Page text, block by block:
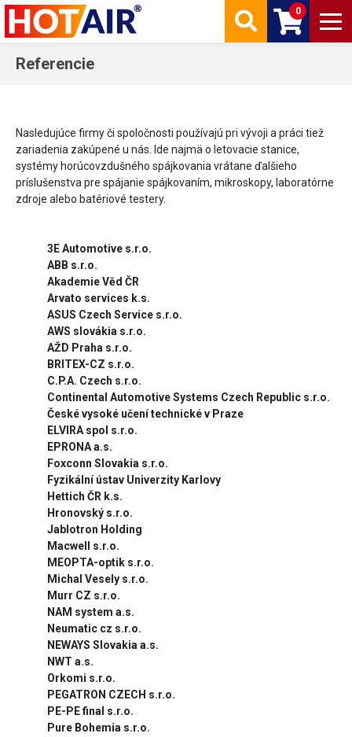
0
Referencie
Nasledujúce firmy či spoločnosti používajú pri vývoji a práci tiež
zariadenia zakúpené u nás. Ide najmä o letovacie stanice,
systémy horúcovzdušného spájkovania vrátane ďalšieho
príslušenstva pre spájanie spájkovaním, mikroskopy, laboratórne
zdroje alebo batériové testery.
3E Automotive s.r.o.
ABB s.r.o.
Akademie Věd ČR
Arvato services k.s.
ASUS Czech Service s.r.o.
AWS slovákia s.r.o.
AŽD Praha s.r.o.
BRITEX-CZ s.r.o.
C.P.A. Czech s.r.o.
Continental Automotive Systems Czech Republic s.r.o.
České vysoké učení technické v Praze
ELVIRA spol s.r.o.
EPRONA a.s.
Foxconn Slovakia s.r.o.
Fyzikální ústav Univerzity Karlovy
Hettich ČR k.s.
Hronovský s.r.o.
Jablotron Holding
Macwell s.r.o.
MEOPTA-optik s.r.o.
Michal Vesely s.r.o.
Murr CZ s.r.o.
NAM system a.s.
Neumatic cz s.r.o.
NEWAYS Slovakia a.s.
NWT a.s.
Orkomi s.r.o.
PEGATRON CZECH s.r.o.
PE-PE final s.r.o.
Pure Bohemia s.r.o.